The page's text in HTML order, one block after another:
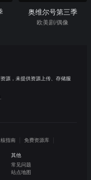
奥维尔号第三季
欧美剧/偶像
源，未提供资源上传、存储服
指南
免费资源库
其他
常见问题
站点地图